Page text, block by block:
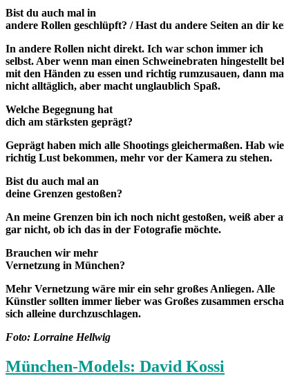
Bist du auch mal in
andere Rollen geschlüpft? / Hast du andere Seiten an dir
In andere Rollen nicht direkt. Ich war schon immer ich
selbst. Aber wenn man einen Schweinebraten hingestellt
mit den Händen zu essen und richtig rumzusauen, dann
nicht alltäglich, aber macht unglaublich Spaß.
Welche Begegnung hat
dich am stärksten geprägt?
Geprägt haben mich alle Shootings gleichermaßen. Hab
richtig Lust bekommen, mehr vor der Kamera zu stehen.
Bist du auch mal an
deine Grenzen gestoßen?
An meine Grenzen bin ich noch nicht gestoßen, weiß aber
gar nicht, ob ich das in der Fotografie möchte.
Brauchen wir mehr
Vernetzung in München?
Mehr Vernetzung wäre mir ein sehr großes Anliegen. Alle
Künstler sollten immer lieber was Großes zusammen
sich alleine durchzuschlagen.
Foto: Lorraine Hellwig
München-Models: David Kossi